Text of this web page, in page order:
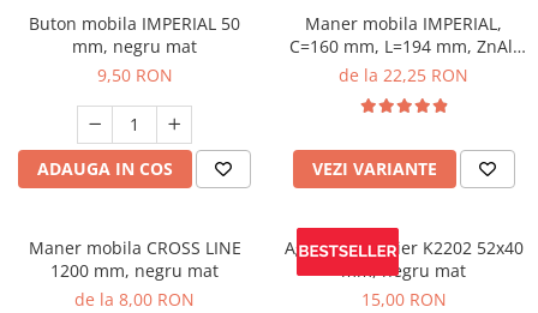
Buton mobila IMPERIAL 50
mm, negru mat
9,50 RON
ADAUGA IN COS
Maner mobila IMPERIAL,
C=160 mm, L=194 mm, ZnAl,
brushed gold
de la 22,25 RON
VEZI VARIANTE
Maner mobila CROSS LINE
1200 mm, negru mat
de la 8,00 RON
Agatatoare cuier K2202 52x40
mm, negru mat
15,00 RON